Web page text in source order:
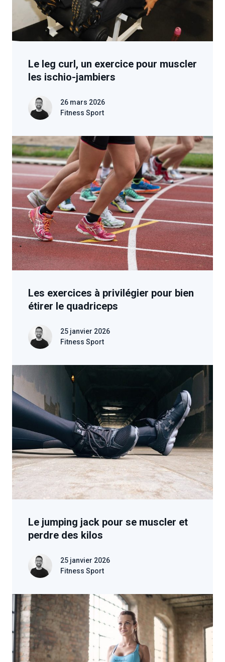
Le leg curl, un exercice pour muscler
les ischio-jambiers
26 mars 2026
Fitness Sport
Les exercices à privilégier pour bien
étirer le quadriceps
25 janvier 2026
Fitness Sport
Le jumping jack pour se muscler et
perdre des kilos
25 janvier 2026
Fitness Sport